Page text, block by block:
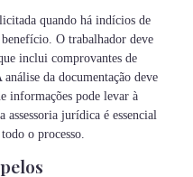
quando há indícios de
O trabalhador deve
inclui comprovantes de
da documentação deve
informações pode levar à
assessoria jurídica é essencial
o processo.